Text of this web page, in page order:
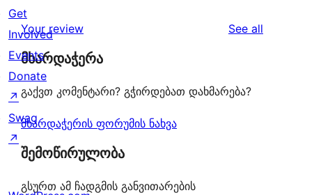
reviews
star
review
1-
star
reviews
Your review See all
მხარდაჭერა
გაქვთ კომენტარი? გჭირდებათ დახმარება?
მხარდაჭერის ფორუმის ნახვა
შემოწირულობა
გსურთ ამ ჩადგმის განვითარების
Get
Involved
Events
Donate
↗
Swag
↗